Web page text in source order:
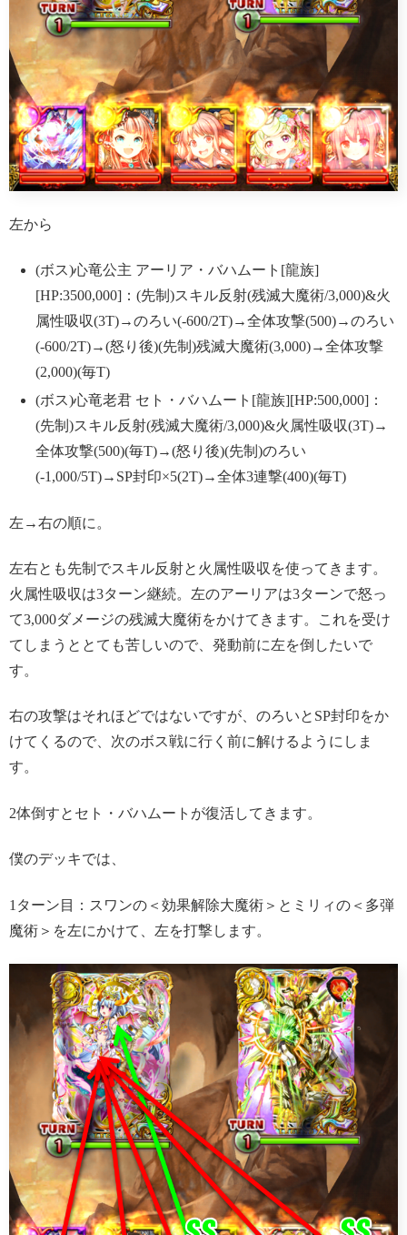
左から
(ボス)心竜公主 アーリア・バハムート[龍族]
[HP:3500,000]：(先制)スキル反射(残滅大魔術/3,000)&火
属性吸収(3T)→のろい(-600/2T)→全体攻撃(500)→のろい
(-600/2T)→(怒り後)(先制)残滅大魔術(3,000)→全体攻撃
(2,000)(毎T)
(ボス)心竜老君 セト・バハムート[龍族][HP:500,000]：
(先制)スキル反射(残滅大魔術/3,000)&火属性吸収(3T)→
全体攻撃(500)(毎T)→(怒り後)(先制)のろい
(-1,000/5T)→SP封印×5(2T)→全体3連撃(400)(毎T)
左→右の順に。
左右とも先制でスキル反射と火属性吸収を使ってきます。
火属性吸収は3ターン継続。左のアーリアは3ターンで怒っ
て3,000ダメージの残滅大魔術をかけてきます。これを受け
てしまうととても苦しいので、発動前に左を倒したいで
す。
右の攻撃はそれほどではないですが、のろいとSP封印をか
けてくるので、次のボス戦に行く前に解けるようにしま
す。
2体倒すとセト・バハムートが復活してきます。
僕のデッキでは、
1ターン目：スワンの＜効果解除大魔術＞とミリィの＜多弾
魔術＞を左にかけて、左を打撃します。